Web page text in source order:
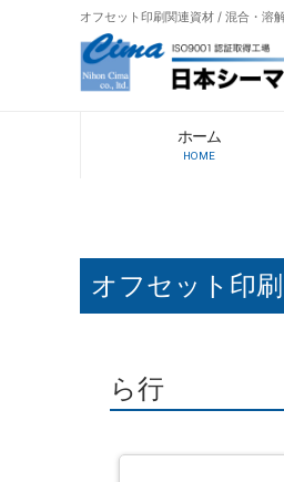
オフセット印刷関連資材 / 混合・溶
ホーム
HOME
オフセット印
ら行